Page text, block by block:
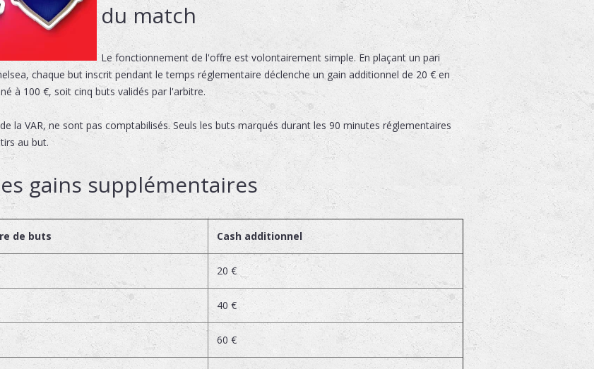
du match
Le fonctionnement de l'offre est volontairement simple. En plaçant un pari
chaque but inscrit pendant le temps réglementaire déclenche un gain additionnel de 20 € en
à 100 €, soit cinq buts validés par l'arbitre.
la VAR, ne sont pas comptabilisés. Seuls les buts marqués durant les 90 minutes réglementaires
au but.
gains supplémentaires
de buts Cash additionnel
20 €
40 €
60 €